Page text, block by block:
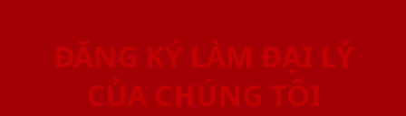
ĐĂNG KÝ LÀM ĐẠI LÝ
CỦA CHÚNG TÔI